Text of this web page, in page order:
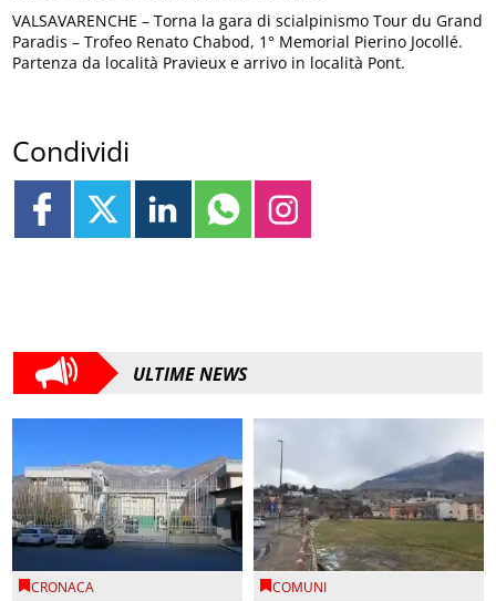
VALSAVARENCHE – Torna la gara di scialpinismo Tour du Grand
Paradis – Trofeo Renato Chabod, 1° Memorial Pierino Jocollé.
Partenza da località Pravieux e arrivo in località Pont.
Condividi
ULTIME NEWS
CRONACA COMUNI